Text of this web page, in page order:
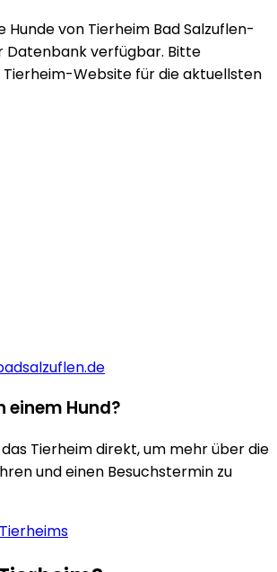
Hundevon Tierheim Bad Salzuflen-
Datenbank verfügbar. Bitte
Tierheim-Website für die aktuellsten
einem Hund?
Tierheim direkt, um mehr über die
und einen Besuchstermin zu